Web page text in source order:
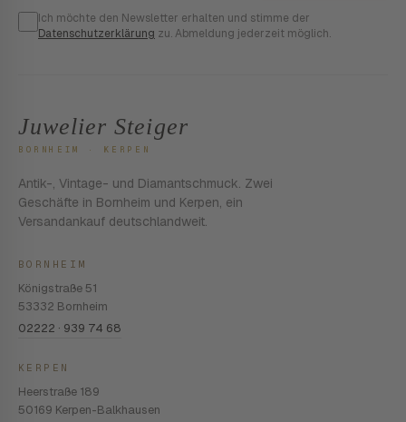
Ich möchte den Newsletter erhalten und stimme der
Datenschutzerklärung zu. Abmeldung jederzeit möglich.
Juwelier Steiger
BORNHEIM · KERPEN
Antik-, Vintage- und Diamantschmuck. Zwei
Geschäfte in Bornheim und Kerpen, ein
Versandankauf deutschlandweit.
BORNHEIM
Königstraße 51
53332 Bornheim
02222 · 939 74 68
KERPEN
Heerstraße 189
50169 Kerpen-Balkhausen